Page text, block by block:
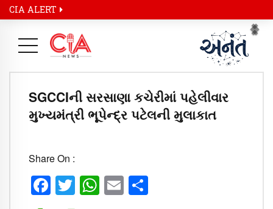
CIA ALERT
SGCCIની સરસાણા કચેરીમાં પહેલીવાર
મુખ્યમંત્રી ભૂપેન્દ્ર પટેલની મુલાકાત
Share On :
Facebook
Twitter
WhatsApp
Email